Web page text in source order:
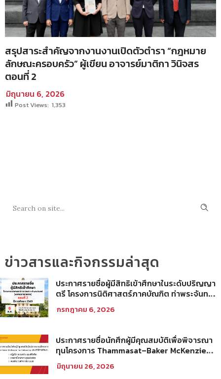
สรุปสาระสำคัญจากงานงานเปิดตัวตำรา “กฎหมาย
ลักษณะครอบครัว” ผู้เขียน อาจารย์มาติกา วินิจสร
ตอนที่ 2
มิถุนายน 6, 2026
Post Views: 1,353
ข่าวสารและกิจกรรมล่าสุด
ประกาศรายชื่อผู้มีสิทธิเข้าศึกษาในระดับปริญญา
ตรี โครงการนิติศาสตร์ภาคบัณฑิต ท่าพระจันทร์
ศึกษา 2569 รอบที่ 2
กรกฎาคม 6, 2026
ประกาศรายชื่อนักศึกผู้มีคุณสมบัติเพื่อพิจารณา
ทุนโครงการ Thammasat–Baker McKenzie
Tax Fellowship ประจำปีการศึกษา 2569
มิถุนายน 26, 2026